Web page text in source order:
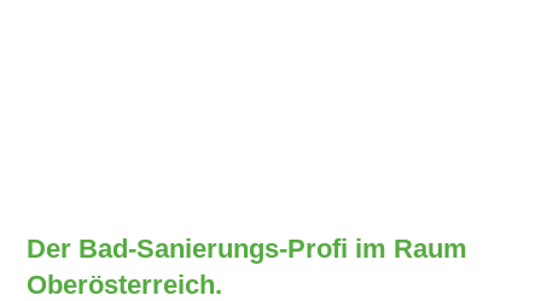
Der Bad-Sanierungs-Profi im Raum
Oberösterreich.